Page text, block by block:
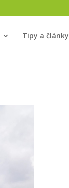
Tipy a články